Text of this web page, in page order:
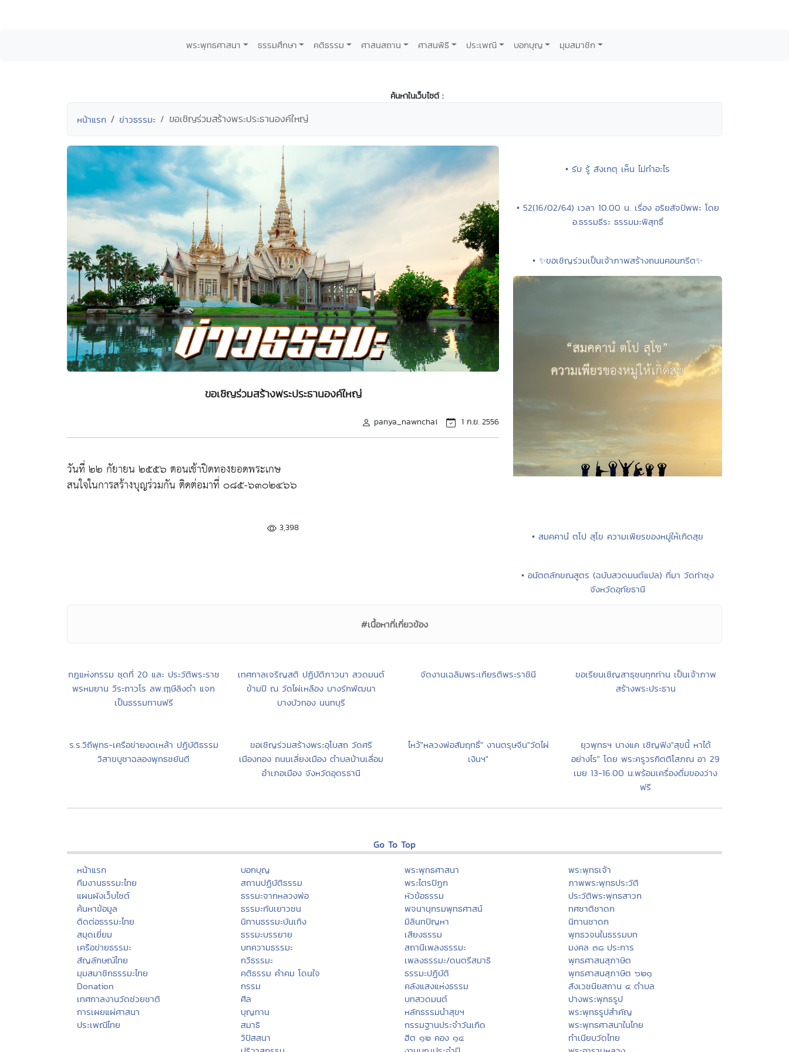
พระพุทธศาสนา ธรรมศึกษา คติธรรม ศาสนสถาน ศาสนพิธี ประเพณี บอกบุญ มุมสมาชิก
ค้นหาในเว็บไซต์ :
หน้าแรก ข่าวธรรมะ ขอเชิญร่วมสร้างพระประธานองค์ใหญ่
ขอเชิญร่วมสร้างพระประธานองค์ใหญ่
panya_nawnchai 1 ก.ย. 2556
วันที่ ๒๒ กัยายน ๒๕๕๖ ตอนเช้าปิดทองยอดพระเกษ
สนใจในการสร้างบุญร่วมกัน ติดต่อมาที่ ๐๘๕-๖๓๐๒๔๖๖
3,398
• รับ รู้ สังเกตุ เห็น ไม่ทำอะไร
• 52(16/02/64) เวลา 10.00 น. เรื่อง อริยสัจปัพพะ โดย
อ.ธรรมธีระ ธรรมมะพิสุทธิ์
• ✨ขอเชิญร่วมเป็นเจ้าภาพสร้างถนนคอนกรีต✨
• สมคคานํ ตโป สุโข ความเพียรของหมู่ให้เกิดสุข
• อนัตตลักขณสูตร (ฉบับสวดมนต์แปล) ที่มา วัดท่าซุง
จังหวัดอุทัยธานี
#เนื้อหาที่เกี่ยวข้อง
กฎแห่งกรรม ชุดที่ 20 และ ประวัติพระราช
พรหมยาน วีระถาวโร ลพ.ฤๅษีลิงดำ แจก
เป็นธรรมทานฟรี
เทศกาลเจริญสติ ปฏิบัติภาวนา สวดมนต์
ข้ามปี ณ วัดไผ่เหลือง บางรักพัฒนา
บางบัวทอง นนทบุรี
จัดงานเฉลิมพระเกียรติพระราชินี
ขอเรียนเชิญสาธุชนทุกท่าน เป็นเจ้าภาพ
สร้างพระประธาน
ร.ร.วิถีพุทธ-เครือข่ายงดเหล้า ปฏิบัติธรรม
วิสาขบูชาฉลองพุทธชยันตี
ขอเชิญร่วมสร้างพระอุโบสถ วัดศรี
เมืองทอง ถนนเลี่ยงเมือง ตำบลบ้านเลื่อม
อำเภอเมือง จังหวัดอุดรธานี
ไหว้"หลวงพ่อสัมฤทธิ์" งานตรุษจีน"วัดไผ่
เงินฯ"
ยุวพุทธฯ บางแค เชิญฟัง"สุขนี้ หาได้
อย่างไร" โดย พระครูวรกิตติโสภณ อา 29
เมย 13-16.00 น.พร้อมเครื่องดื่มของว่าง
ฟรี
Go To Top
หน้าแรก
ทีมงานธรรมะไทย
แผนผังเว็บไซต์
ค้นหาข้อมูล
ติดต่อธรรมะไทย
สมุดเยี่ยม
เครือข่ายธรรมะ
สัญลักษณ์ไทย
มุมสมาชิกธรรมะไทย
Donation
เทศกาลงานวัดช่วยชาติ
การเผยแผ่ศาสนา
ประเพณีไทย
บอกบุญ
สถานปฏิบัติธรรม
ธรรมะจากหลวงพ่อ
ธรรมะกับเยาวชน
นิทานธรรมะบันเทิง
ธรรมะบรรยาย
บทความธรรมะ
กวีธรรมะ
คติธรรม คำคม โดนใจ
กรรม
ศีล
บุญทาน
สมาธิ
วิปัสสนา
พระพุทธศาสนา
พระไตรปิฏก
หัวข้อธรรม
พจนานุกรมพุทธศาสน์
มิลินทปัญหา
เสียงธรรม
สถานีเพลงธรรมะ
เพลงธรรมะ/ดนตรีสมาธิ
ธรรมะปฏิบัติ
คลังแสงแห่งธรรม
บทสวดมนต์
หลักธรรมนำสุขฯ
กรรมฐานประจำวันเกิด
ฮีต ๑๒ คอง ๑๔
พระพุทธเจ้า
ภาพพระพุทธประวัติ
ประวัติพระพุทธสาวก
ทศชาติชาดก
นิทานชาดก
พุทธวจนในธรรมบท
มงคล ๓๘ ประการ
พุทธศาสนสุภาษิต
พุทธศาสนสุภาษิต ๖๒๑
สังเวชนียสถาน ๔ ตำบล
ปางพระพุทธรูป
พระพุทธรูปสำคัญ
พระพุทธศาสนาในไทย
ทำเนียบวัดไทย